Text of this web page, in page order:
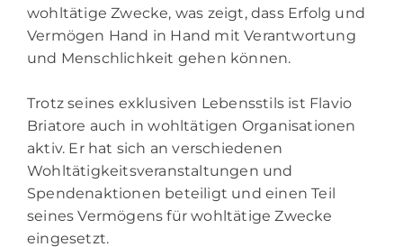
wohltätige Zwecke, was zeigt, dass Erfolg und
Vermögen Hand in Hand mit Verantwortung
und Menschlichkeit gehen können.
Trotz seines exklusiven Lebensstils ist Flavio
Briatore auch in wohltätigen Organisationen
aktiv. Er hat sich an verschiedenen
Wohltätigkeitsveranstaltungen und
Spendenaktionen beteiligt und einen Teil
seines Vermögens für wohltätige Zwecke
eingesetzt.